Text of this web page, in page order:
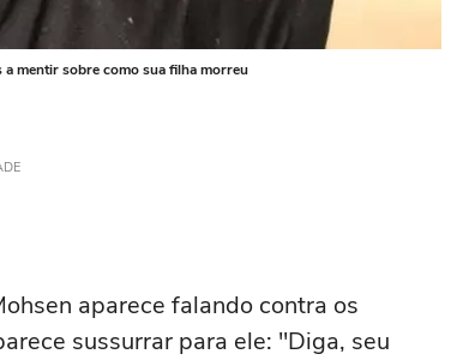
a mentir sobre como sua filha morreu
aparece falando contra os
sussurrar para ele: "Diga, seu